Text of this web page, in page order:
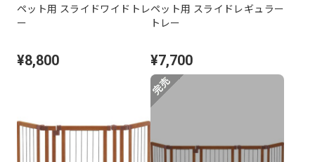
ペット用 スライドワイドトレ
ー
¥8,800
ペット用 スライドレギュラー
トレー
¥7,700